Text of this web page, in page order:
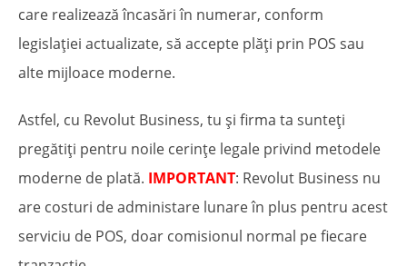
care realizează încasări în numerar, conform
legislației actualizate, să accepte plăți prin POS sau
alte mijloace moderne.
Astfel, cu Revolut Business, tu și firma ta sunteți
pregătiți pentru noile cerințe legale privind metodele
moderne de plată. IMPORTANT: Revolut Business nu
are costuri de administare lunare în plus pentru acest
serviciu de POS, doar comisionul normal pe fiecare